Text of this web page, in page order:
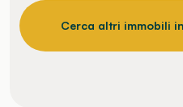
Cerca altri immobili